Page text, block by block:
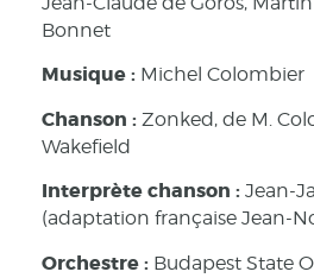
Bonnet
Musique : Michel Colombier
Chanson : Zonked, de M.
Wakefield
Interprète chanson : Jean-
(adaptation française Jean-
Orchestre : Budapest State